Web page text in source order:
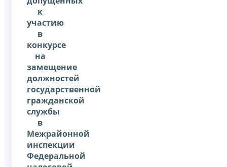
к
участию
в
конкурсе
на
замещение
должностей
государственной
гражданской
службы
в
Межрайонной
инспекции
Федеральной